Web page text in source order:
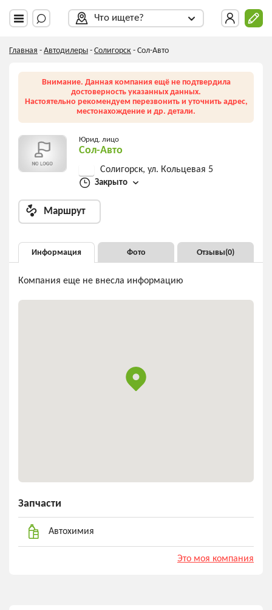
Что ищете?
Главная - Автодилеры - Солигорск - Сол-Авто
Внимание. Данная компания ещё не подтвердила
достоверность указанных данных.
Настоятельно рекомендуем перезвонить и уточнить адрес,
местонахождение и др. детали.
Юрид. лицо
Сол-Авто
Солигорск, ул. Кольцевая 5
Закрыто
Маршрут
Информация Фото Отзывы(0)
Компания еще не внесла информацию
Запчасти
Автохимия
Это моя компания